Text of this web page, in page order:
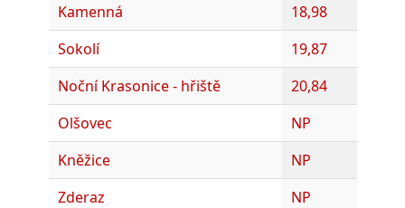
Kamenná
18,98
Sokolí
19,87
Noční Krasonice - hřiště
20,84
Olšovec
NP
Kněžice
NP
Zderaz
NP